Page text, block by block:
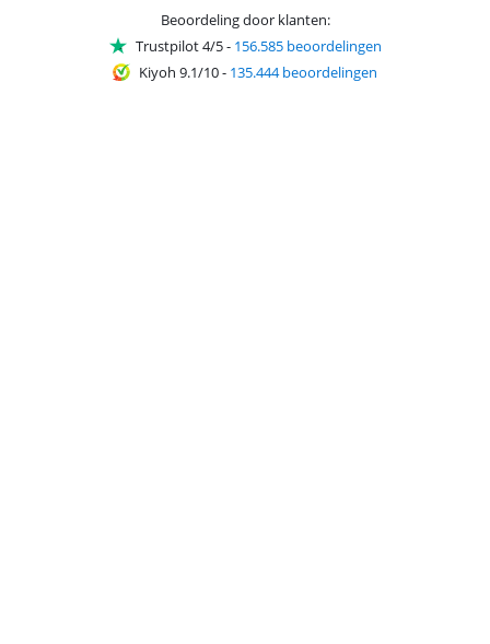
Beoordeling door klanten:
Trustpilot 4/5- 156.585 beoordelingen
Kiyoh 9.1/10- 135.444 beoordelingen